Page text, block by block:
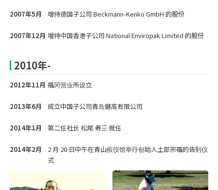
2007年5月 增持德国子公司 Beckmann-Kenko GmbH 的股份
2007年12月 增持中国香港子公司 National Enviropak Limited 的股份
2010年-
2012年11月 福冈营业所设立
2013年6月 成立中国子公司青岛健高有限公司
2014年1月 第二任社长 松尾 寿三 就任
2014年2月
2 月 20 日中午在青山殡仪馆举行创始人土部宗福的告别仪
式